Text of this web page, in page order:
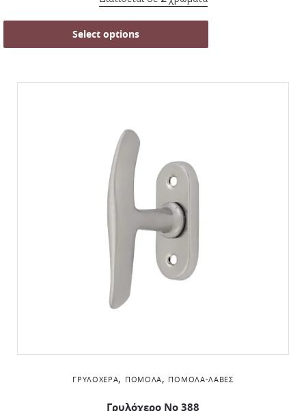
Select options
ΓΡΥΛΌΧΕΡΑ, ΠΌΜΟΛΑ, ΠΌΜΟΛΑ-ΛΑΒΈΣ
Γρυλόχερο Νο 388